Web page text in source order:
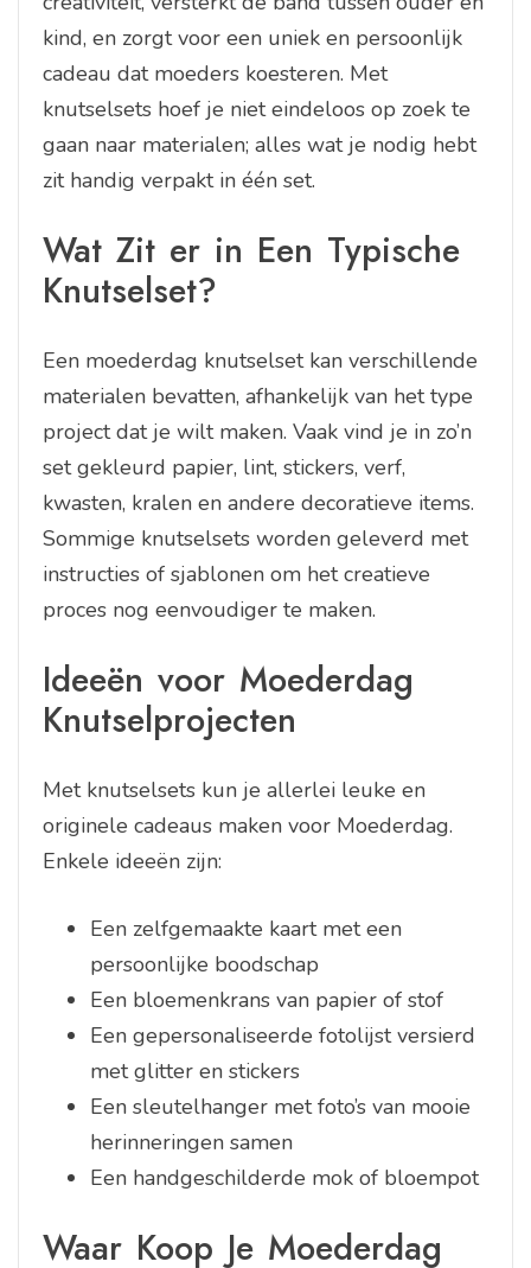
kind, en zorgt voor een uniek en persoonlijk
cadeau dat moeders koesteren. Met
knutselsets hoef je niet eindeloos op zoek te
gaan naar materialen; alles wat je nodig hebt
zit handig verpakt in één set.
Wat Zit er in Een Typische
Knutselset?
Een moederdag knutselset kan verschillende
materialen bevatten, afhankelijk van het type
project dat je wilt maken. Vaak vind je in zo’n
set gekleurd papier, lint, stickers, verf,
kwasten, kralen en andere decoratieve items.
Sommige knutselsets worden geleverd met
instructies of sjablonen om het creatieve
proces nog eenvoudiger te maken.
Ideeën voor Moederdag
Knutselprojecten
Met knutselsets kun je allerlei leuke en
originele cadeaus maken voor Moederdag.
Enkele ideeën zijn:
Een zelfgemaakte kaart met een
persoonlijke boodschap
Een bloemenkrans van papier of stof
Een gepersonaliseerde fotolijst versierd
met glitter en stickers
Een sleutelhanger met foto’s van mooie
herinneringen samen
Een handgeschilderde mok of bloempot
Waar Koop Je Moederdag